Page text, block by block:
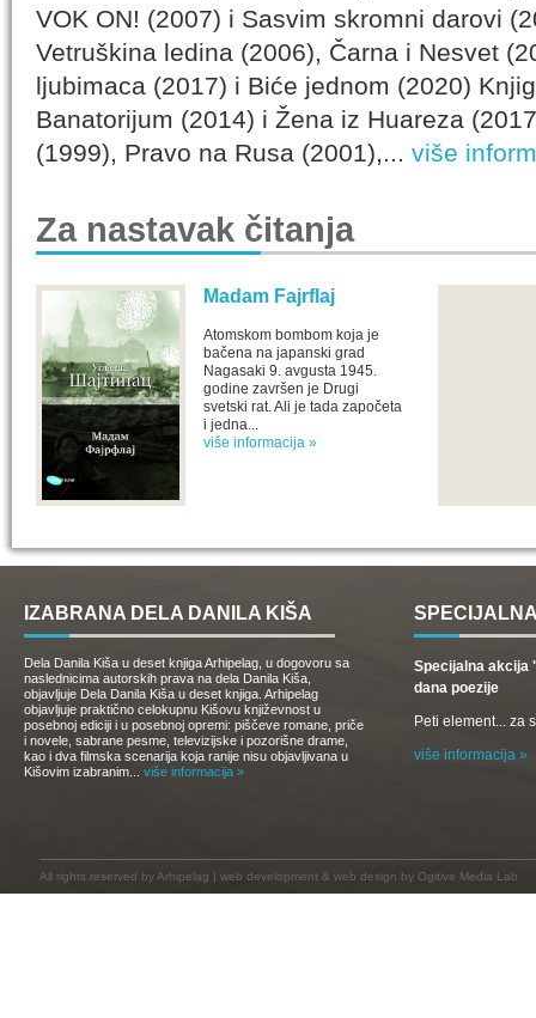
VOK ON! (2007) i Sasvim skromni darovi
Vetruškina ledina (2006), Čarna i Nesvet
ljubimaca (2017) i Biće jednom (2020)
Banatorijum (2014) i Žena iz Huareza
(1999), Pravo na Rusa (2001),... više
Za nastavak čitanja
Madam Fajrflaj
Atomskom bombom koja je
bačena na japanski grad
Nagasaki 9. avgusta 1945.
godine završen je Drugi
svetski rat. Ali je tada započeta
i jedna...
više informacija »
IZABRANA DELA DANILA KIŠA
Dela Danila Kiša u deset knjiga Arhipelag, u dogovoru sa
naslednicima autorskih prava na dela Danila Kiša,
objavljuje Dela Danila Kiša u deset knjiga. Arhipelag
objavljuje praktično celokupnu Kišovu književnost u
posebnoj ediciji i u posebnoj opremi: piščeve romane, priče
i novele, sabrane pesme, televizijske i pozorišne drame,
kao i dva filmska scenarija koja ranije nisu objavljivana u
Kišovim izabranim... više informacija »
Specijalna akcija
dana poezije
Peti element... za
više informacija »
All rights reserved by Arhipelag | web development & web design by Ogitive Media Lab